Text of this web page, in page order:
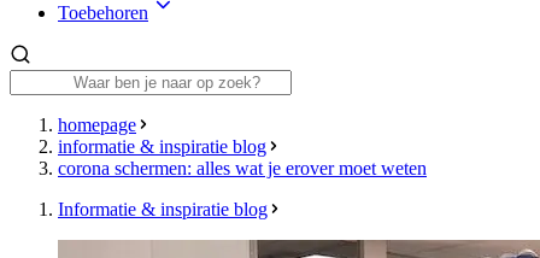
Toebehoren
homepage
informatie & inspiratie blog
corona schermen: alles wat je erover moet weten
Informatie & inspiratie blog